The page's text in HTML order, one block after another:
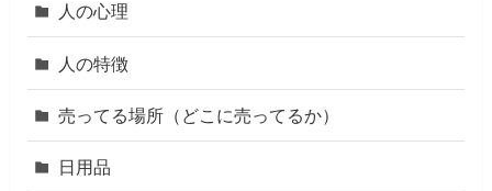
人の心理
人の特徴
売ってる場所（どこに売ってるか）
日用品